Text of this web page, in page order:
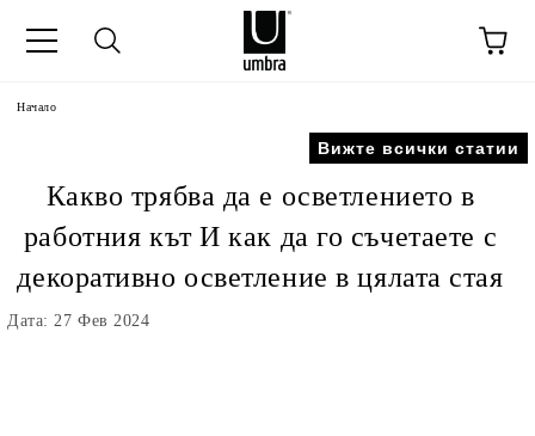
Начало
Вижте всички статии
Какво трябва да е осветлението в
работния кът И как да го съчетаете с
декоративно осветление в цялата стая
Дата: 27 Фев 2024